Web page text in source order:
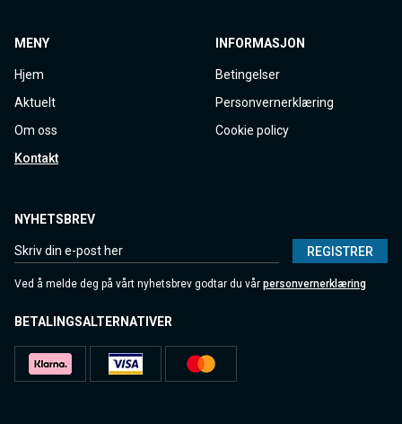
MENY
Hjem
Aktuelt
Om oss
Kontakt
INFORMASJON
Betingelser
Personvernerklæring
Cookie policy
NYHETSBREV
REGISTRER
Ved å melde deg på vårt nyhetsbrev godtar du vår personvernerklæring
BETALINGSALTERNATIVER